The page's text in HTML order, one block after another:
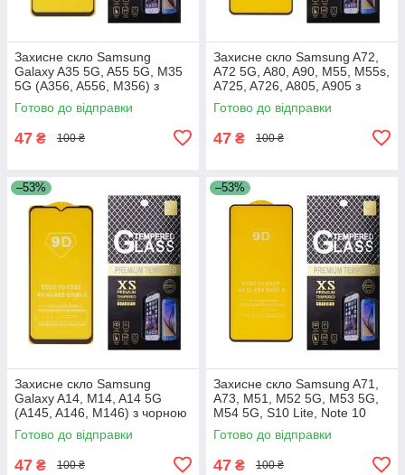
Захисне скло Samsung
Galaxy A35 5G, A55 5G, M35
5G (A356, A556, M356) з
чорною рамкою
Готово до відправки
47 ₴ 100 ₴
Захисне скло Samsung A72,
A72 5G, A80, A90, M55, M55s,
A725, A726, A805, A905 з
чорною рамкою
Готово до відправки
47 ₴ 100 ₴
–53%
Захисне скло Samsung
Galaxy A14, M14, A14 5G
(A145, A146, M146) з чорною
рамкою
Готово до відправки
47 ₴ 100 ₴
–53%
Захисне скло Samsung A71,
A73, M51, M52 5G, M53 5G,
M54 5G, S10 Lite, Note 10
Lite, A715, A716, A725, A736,
M515, M526, M536,
Готово до відправки
47 ₴ 100 ₴